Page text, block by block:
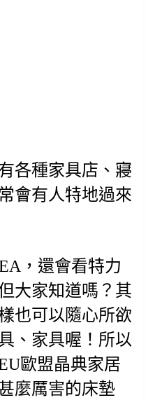
各種家具店、寢
會有人特地過來
，還會看特力
大家知道嗎？其
也可以隨心所欲
、家具喔！所以
歐盟晶典家居
麼厲害的床墊